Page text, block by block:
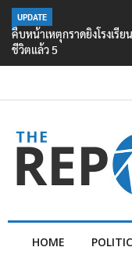
UPDATE
คืบหน้าเหตุกราดยิงโรงเรี
ชีวิตแล้ว 5
HOME